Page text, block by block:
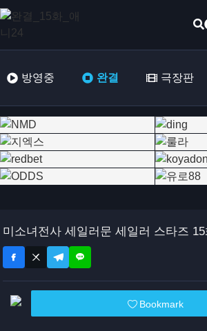
방영중 완결 극장판
미소녀전사 세일러문 세일러 스타즈
Bookmark